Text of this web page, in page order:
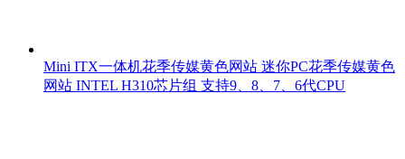
Mini ITX一体机花季传媒黄色网站 迷你PC花季传媒黄色
网站 INTEL H310芯片组 支持9、8、7、6代CPU